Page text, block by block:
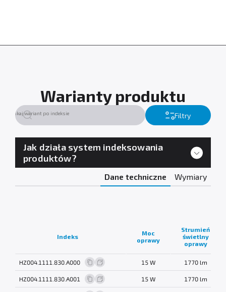
Warianty produktu
Filtry
Jak działa system indeksowania
produktów?
Dane techniczne Wymiary
Indeks
Moc
oprawy
Strumień
świetlny
oprawy
HZ004.1111.830.A000 15 W 1770 lm
HZ004.1111.830.A001 15 W 1770 lm